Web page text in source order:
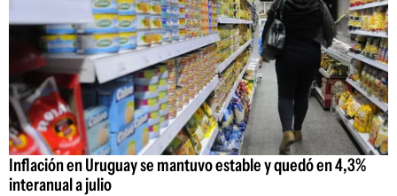
Inflación en Uruguay se mantuvo estable y quedó en 4,3%
interanual a julio